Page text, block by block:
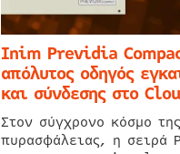
Inim Previdia
απόλυτος οδηγός
και σύνδεσης στο
Στον σύγχρονο κόσμο της
πυρασφάλειας, η σειρά